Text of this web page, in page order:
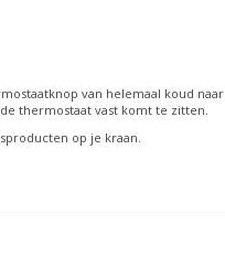
van helemaal koud naar
thermostaat vast komt te zitten.
op je kraan.